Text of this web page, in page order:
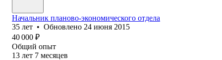
Начальник планово-экономического отдела
35 лет • Обновлено 24 июня 2015
40 000 ₽
Общий опыт
13 лет 7 месяцев